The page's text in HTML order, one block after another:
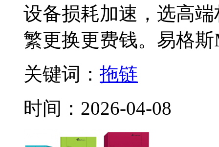
设备损耗加速，选高
繁更换更费钱。易格斯
关键词： 拖链
时间：2026-04-08